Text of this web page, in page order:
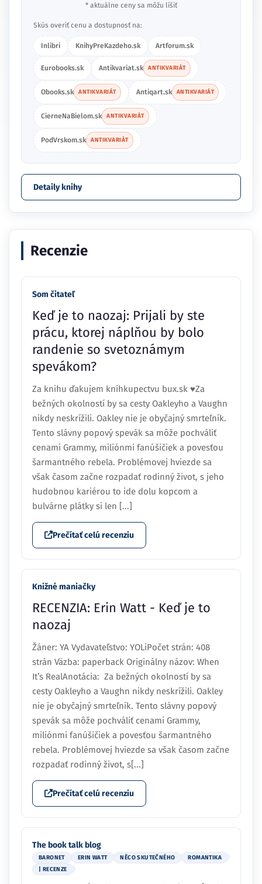
* aktuálne ceny sa môžu líšiť
Skús overiť cenu a dostupnosť na:
Inlibri KnihyPreKazdeho.sk Artforum.sk
Eurobooks.sk Antikvariat.sk ANTIKVARIÁT
Obooks.sk ANTIKVARIÁT Antiqart.sk ANTIKVARIÁT
CierneNaBielom.sk ANTIKVARIÁT
PodVrskom.sk ANTIKVARIÁT
Detaily knihy
Recenzie
Som čitateľ
Keď je to naozaj: Prijali by ste
prácu, ktorej náplňou by bolo
randenie so svetoznámym
spevákom?
Za knihu ďakujem kníhkupectvu bux.sk ♥Za
bežných okolností by sa cesty Oakleyho a Vaughn
nikdy neskrížili. Oakley nie je obyčajný smrteľník.
Tento slávny popový spevák sa môže pochváliť
cenami Grammy, miliónmi fanúšičiek a povesťou
šarmantného rebela. Problémovej hviezde sa
však časom začne rozpadať rodinný život, s jeho
hudobnou kariérou to ide dolu kopcom a
bulvárne plátky si len [...]
Prečítať celú recenziu
Knižné maniačky
RECENZIA: Erin Watt - Keď je to
naozaj
Žáner: YA Vydavateľstvo: YOLiPočet strán: 408
strán Väzba: paperback Originálny názov: When
It’s RealAnotácia: Za bežných okolností by sa
cesty Oakleyho a Vaughn nikdy neskrížili. Oakley
nie je obyčajný smrteľník. Tento slávny popový
spevák sa môže pochváliť cenami Grammy,
miliónmi fanúšičiek a povesťou šarmantného
rebela. Problémovej hviezde sa však časom začne
rozpadať rodinný život, s[...]
Prečítať celú recenziu
The book talk blog
BARONET ERIN WATT NĚCO SKUTEČNÉHO
ROMANTIKA
| RECENZE